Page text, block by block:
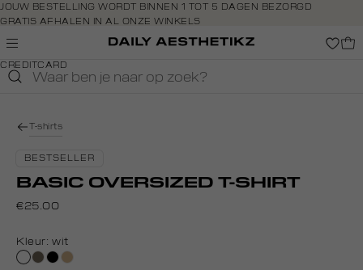
Navigeer
direct naar
de
Open de
direct
footer
JOUW BESTELLING WORDT BINNEN 1 TOT 5 DAGEN BEZORGD
GRATIS AFHALEN IN AL ONZE WINKELS
GRATIS RETOURNEREN BINNEN 14 DAGEN IN DE WINKEL
BETAAL ZOALS JIJ WILT: O.A. BANCONTACT, RIVERTY, APPLE PAY &
CREDITCARDShop the look
T-shirts
BESTSELLER
BASIC OVERSIZED T-SHIRT
€25.00
Kleur:wit
witlichtbruin
zwart
tan